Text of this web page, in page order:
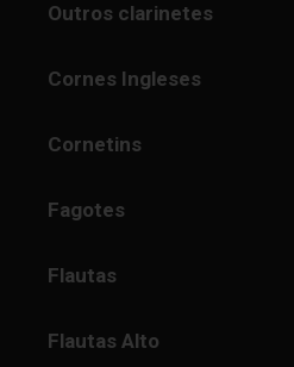
Outros clarinetes
Cornes Ingleses
Cornetins
Fagotes
Flautas
Flautas Alto